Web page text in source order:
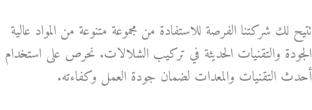
تتيح لك شركتنا الفرصة للاستفادة من مجموعة متنوعة من المواد عالية
الجودة والتقنيات الحديثة في تركيب الشلالات. نحرص على استخدام
أحدث التقنيات والمعدات لضمان جودة العمل وكفاءته.